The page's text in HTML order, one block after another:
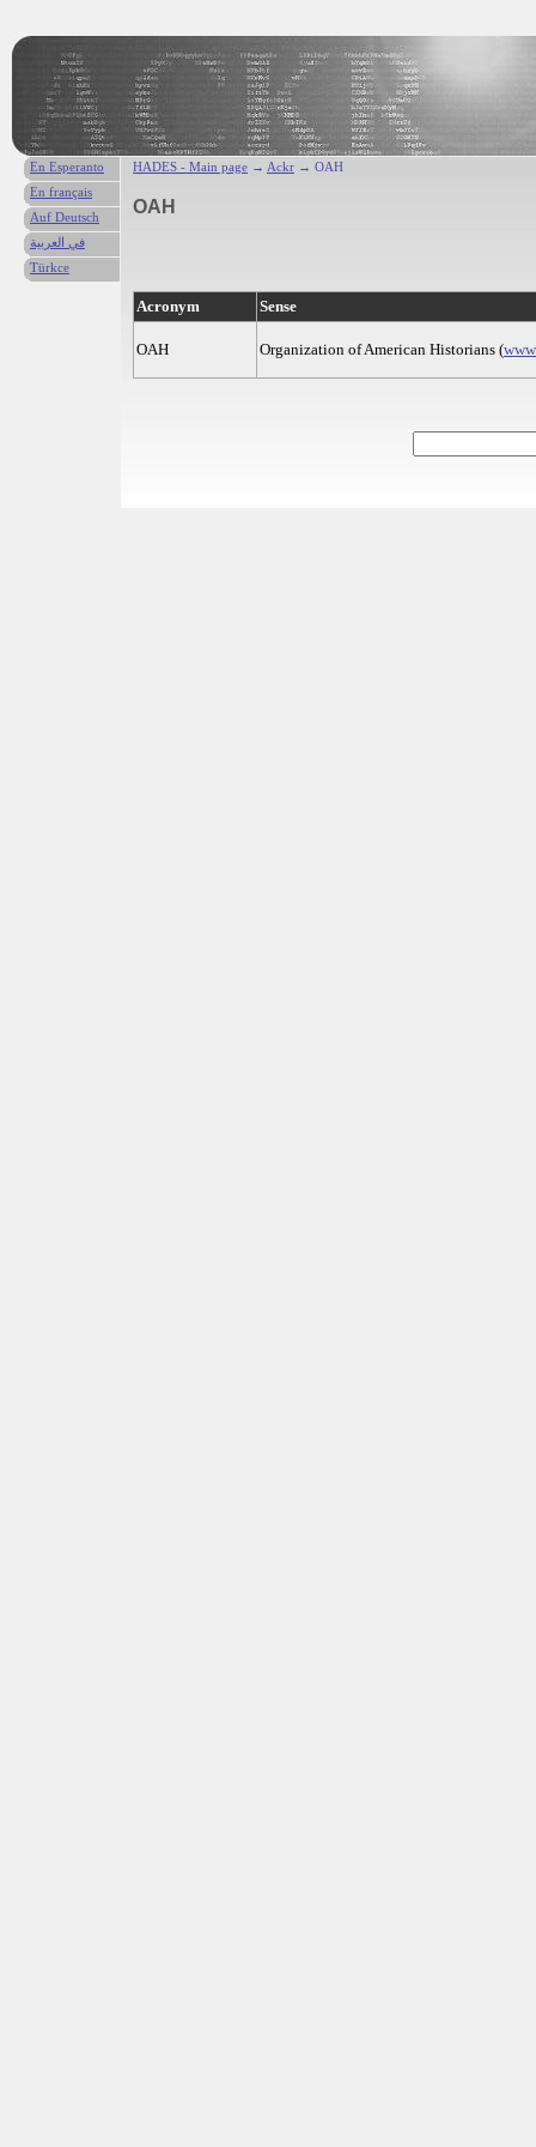
HADES - Main page → Ackr → OAH
OAH
Acronym Sense
OAH Organization of American Historians (
En Esperanto
En français
Auf Deutsch
في العربية
Türkce